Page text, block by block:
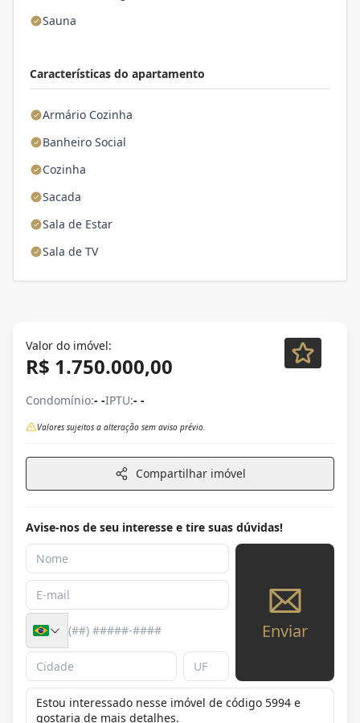
Sauna
Características do apartamento
Armário Cozinha
Banheiro Social
Cozinha
Sacada
Sala de Estar
Sala de TV
Valor do imóvel:
R$ 1.750.000,00
Condomínio:- -IPTU:- -
Valores sujeitos a alteração sem aviso prévio.
Compartilhar imóvel
Avise-nos de seu interesse e tire suas dúvidas!
Enviar